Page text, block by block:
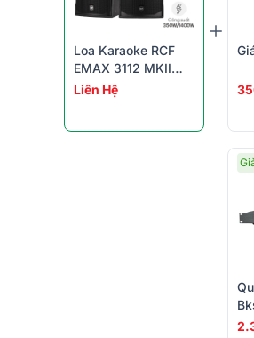
Loa Karaoke RCF
EMAX 3112 MKII
(full Bass 30,
Liên Hệ